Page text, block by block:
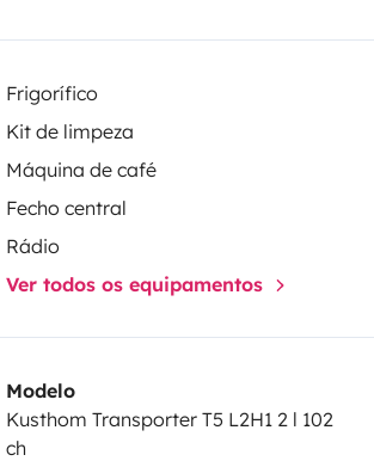
Frigorífico
Kit de limpeza
Máquina de café
Fecho central
Rádio
Ver todos os equipamentos
Modelo
Kusthom Transporter T5 L2H1 2 l 102
ch